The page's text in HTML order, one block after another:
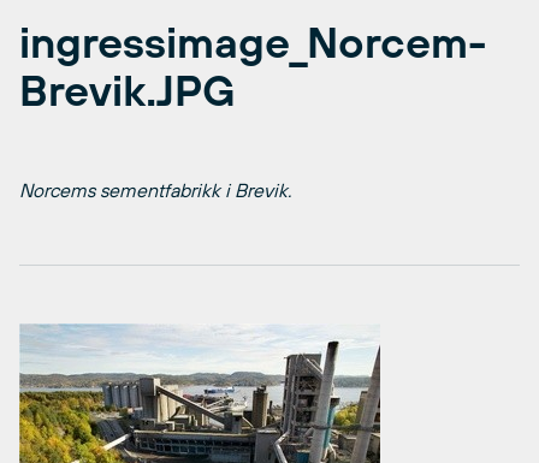
ingressimage_Norcem-
Brevik.JPG
Norcems sementfabrikk i Brevik.